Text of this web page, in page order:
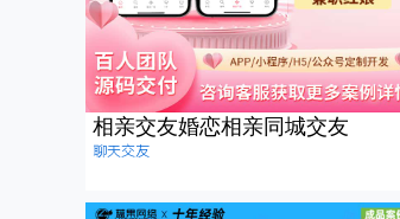
相亲交友婚恋相亲同城交友
聊天交友